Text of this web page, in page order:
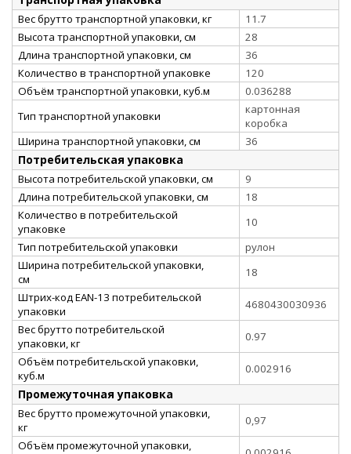
Вес брутто транспортной упаковки, кг
11.7
Высота транспортной упаковки, см
28
Длина транспортной упаковки, см
36
Количество в транспортной упаковке
120
Объём транспортной упаковки, куб.м
0.036288
Тип транспортной упаковки
картонная
коробка
Ширина транспортной упаковки, см
36
Потребительская упаковка
Высота потребительской упаковки, см
9
Длина потребительской упаковки, см
18
Количество в потребительской
упаковке
10
Тип потребительской упаковки
рулон
Ширина потребительской упаковки,
см
18
Штрих-код EAN-13 потребительской
упаковки
4680430030936
Вес брутто потребительской
упаковки, кг
0.97
Объём потребительской упаковки,
куб.м
0.002916
Промежуточная упаковка
Вес брутто промежуточной упаковки,
кг
0,97
Объём промежуточной упаковки,